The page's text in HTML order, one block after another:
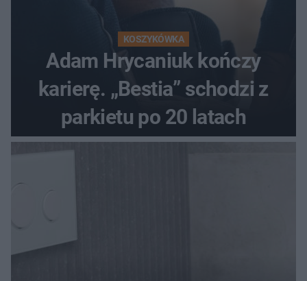
KOSZYKÓWKA
Adam Hrycaniuk kończy
karierę. „Bestia” schodzi z
parkietu po 20 latach